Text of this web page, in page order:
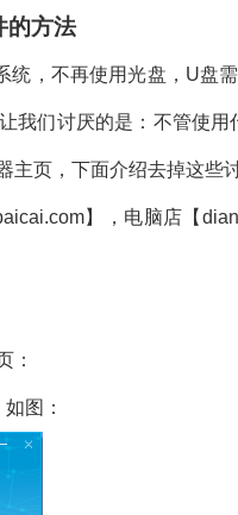
的方法
统，不再使用光盘，U盘
我们讨厌的是：不管使
主页，下面介绍去掉这些
】，电脑店【
：
图：